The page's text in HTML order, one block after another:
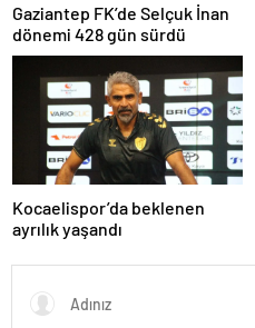
Gaziantep FK’de Selçuk İnan
dönemi 428 gün sürdü
Kocaelispor’da beklenen
ayrılık yaşandı